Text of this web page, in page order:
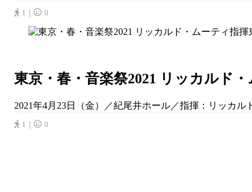
1｜ 0
東京・春・音楽祭2021 リッカルド
2021年4月23日（金）／紀尾井ホール／指揮：リッカ
1｜ 0